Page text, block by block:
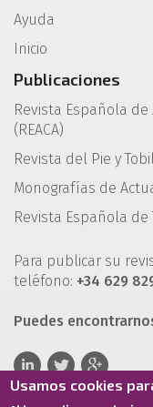
Ayuda
Inicio
Publicaciones
Revista Española
(REACA)
Revista del Pie y
Monografías de
Revista Española de
Para publicar su
teléfono: +34 629
Puedes
Usamos cookies